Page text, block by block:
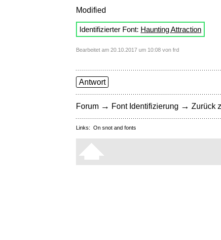
Modified
Identifizierter Font: Haunting Attraction
Bearbeitet am 20.10.2017 um 10:08 von frd
Antwort
Forum → Font Identifizierung → Zurück
Links: On snot and fonts